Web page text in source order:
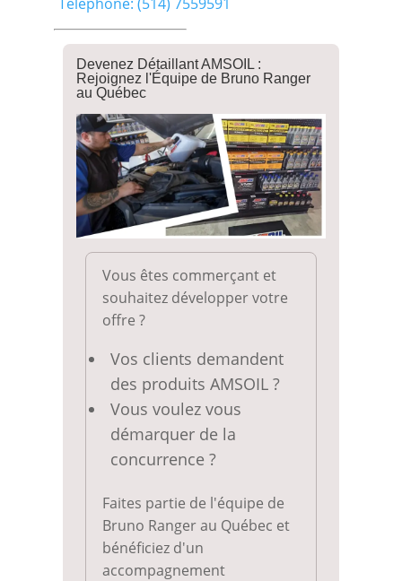
Devenez Détaillant AMSOIL :
Rejoignez l'Équipe de Bruno Ranger
au Québec
Vous êtes commerçant et
souhaitez développer votre
offre ?
Vos clients demandent
des produits AMSOIL ?
Vous voulez vous
démarquer de la
concurrence ?
Faites partie de l'équipe de
Bruno Ranger au Québec et
bénéficiez d'un
accompagnement